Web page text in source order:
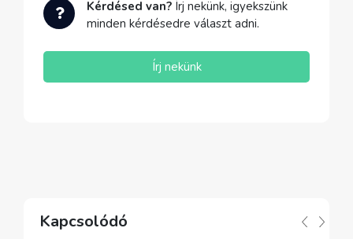
Kérdésed van? Írj nekünk, igyekszünk
minden kérdésedre választ adni.
Írj nekünk
Kapcsolódó